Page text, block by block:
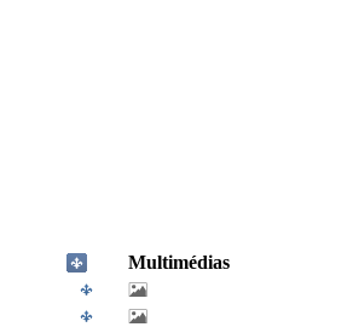
Multimédias